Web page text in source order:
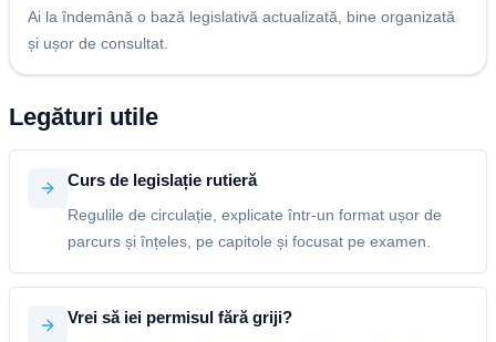
Ai la îndemână o bază legislativă actualizată, bine organizată
și ușor de consultat.
Legături utile
Curs de legislație rutieră
Regulile de circulație, explicate într-un format ușor de
parcurs și înțeles, pe capitole și focusat pe examen.
Vrei să iei permisul fără griji?